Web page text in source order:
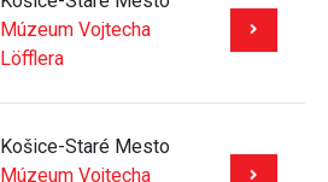
Múzeum Vojtecha
Löfflera
Košice-Staré Mesto
Múzeum Vojtecha